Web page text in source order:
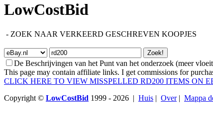
LowCostBid
- ZOEK NAAR VERKEERD GESCHREVEN KOOPJES
De Beschrijvingen van het Punt van het onderzoek (meer
This page may contain affiliate links. I get commissions for
CLICK HERE TO VIEW MISSPELLED RD200 ITEMS ON
Copyright © LowCostBid 1999 - 2026 | Huis | Over| Mappa